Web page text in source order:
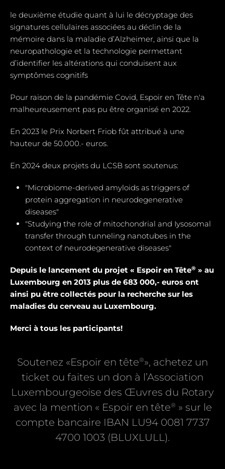
le deuxième étudie quant à lui le décryptage des
signatures cellulaires associées au déclin de la
mémoire dans la maladie d’Alzheimer, ainsi que la
neuropathologie et la technologie permettant
d’identifier les altérations qui conduisent aux
symptômes cognitifs
Pour raison de la pandémie Covid, Espoir en Tête n'a
malheureusement pas pu être organisé en 2022.
En 2023 le Prix Norbert Friob fût attribué à une
hauteur de 50.000.- euros.
En 2024 deux projets du LCSB sont soutenus:
"Microbiome-derived amyloids as triggers of
protein aggregation in neurodegenerative
diseases"
"Studying the role of mitochondrial and Iysosomal
transfer through tunneling nanotubes in the
context of neurodegenerative diseases"
Depuis le lancement du projet « Espoir en Tête® » au
Luxembourg en 2013 plus de 683 000,- euros ont
ainsi pu être collectés pour la recherche sur les
maladies du cerveau au Luxembourg.
Merci à tous les participants!
Soutenez «Espoir en tête®», achetez un
ticket ou faites un don à l’Association
Luxembourgeoise des Œuvres du Rotary
avec la mention « Espoir en tête® » sur le
compte bancaire IBAN LU94 0081 7737
4700 1003 (BLUXLULL).